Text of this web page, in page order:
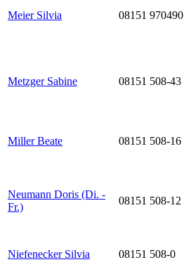
Meier Silvia 08151 970490
Metzger Sabine 08151 508-43
Miller Beate 08151 508-16
Neumann Doris (Di. -
Fr.)
08151 508-12
Niefenecker Silvia 08151 508-0